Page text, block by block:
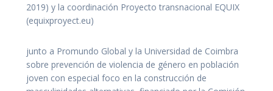
2019) y la coordinación Proyecto transnacional EQUIX
(equixproyect.eu)
junto a Promundo Global y la Universidad de Coimbra
sobre prevención de violencia de género en población
joven con especial foco en la construcción de